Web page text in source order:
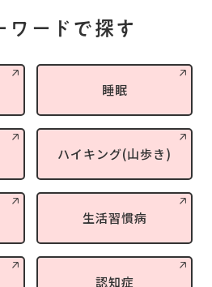
ワードで探す
睡眠
ハイキング(山歩き)
生活習慣病
認知症